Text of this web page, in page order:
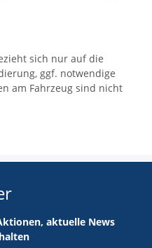
sich nur auf die
ggf. notwendige
am Fahrzeug sind nicht
aktuelle News